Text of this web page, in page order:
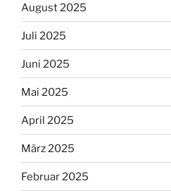
August 2025
Juli 2025
Juni 2025
Mai 2025
April 2025
März 2025
Februar 2025